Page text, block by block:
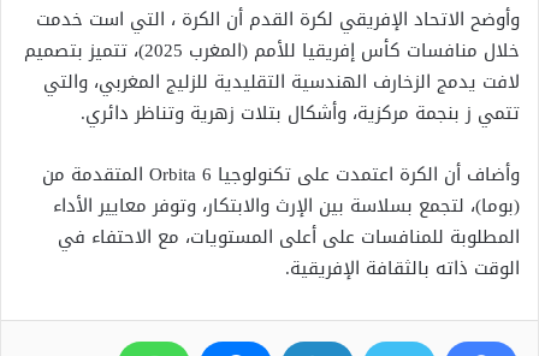
وأوضح الاتحاد الإفريقي لكرة القدم أن الكرة ، التي است خدمت
خلال منافسات كأس إفريقيا للأمم (المغرب 2025)، تتميز بتصميم
لافت يدمج الزخارف الهندسية التقليدية للزليج المغربي، والتي
تتمي ز بنجمة مركزية، وأشكال بتلات زهرية وتناظر دائري.
وأضاف أن الكرة اعتمدت على تكنولوجيا Orbita 6 المتقدمة من
(بوما)، لتجمع بسلاسة بين الإرث والابتكار، وتوفر معايير الأداء
المطلوبة للمنافسات على أعلى المستويات، مع الاحتفاء في
الوقت ذاته بالثقافة الإفريقية.